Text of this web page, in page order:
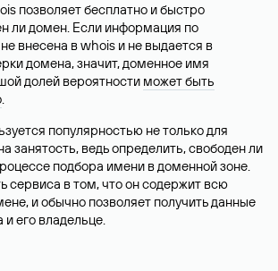
позволяет бесплатно и быстро
ли домен. Если информация по
внесена в whois и не выдается в
домена, значит, доменное имя
долей вероятности может быть
.
популярностью не только для
занятость, ведь определить, свободен ли
подбора имени в доменной зоне.
сервиса в том, что он содержит всю
и обычно позволяет получить данные
его владельце.